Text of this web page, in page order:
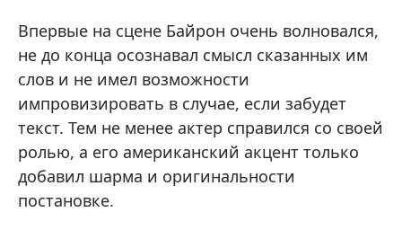
Впервые на сцене Байрон очень волновался,
не до конца осознавал смысл сказанных им
слов и не имел возможности
импровизировать в случае, если забудет
текст. Тем не менее актер справился со своей
ролью, а его американский акцент только
добавил шарма и оригинальности
постановке.